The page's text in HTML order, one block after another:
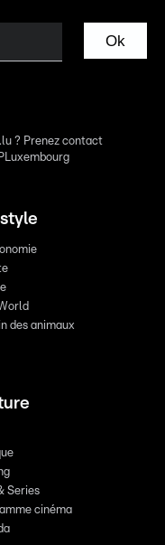
Ok
? Prenez contact
des animaux
Series
cinéma